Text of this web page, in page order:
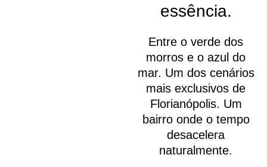
essência.
Entre o verde dos
morros e o azul do
mar. Um dos cenários
mais exclusivos de
Florianópolis. Um
bairro onde o tempo
desacelera
naturalmente.